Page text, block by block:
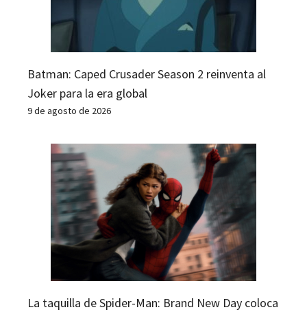
Batman: Caped Crusader Season 2 reinventa al
Joker para la era global
9 de agosto de 2026
La taquilla de Spider-Man: Brand New Day coloca